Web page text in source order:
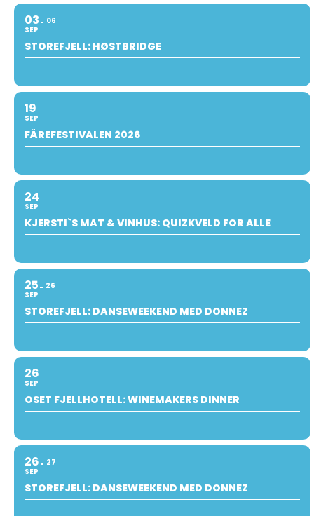
03
SEP
06
STOREFJELL: HØSTBRIDGE
19
SEP
FÅREFESTIVALEN 2026
24
SEP
KJERSTI`S MAT & VINHUS: QUIZKVELD FOR ALLE
25
SEP
26
STOREFJELL: DANSEWEEKEND MED DONNEZ
26
SEP
OSET FJELLHOTELL: WINEMAKERS DINNER
26
SEP
27
STOREFJELL: DANSEWEEKEND MED DONNEZ